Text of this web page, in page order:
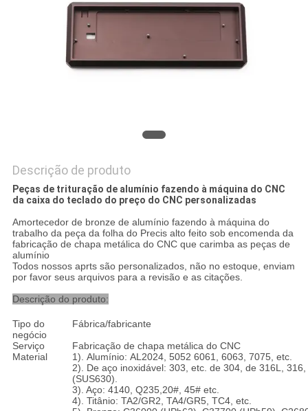
Descrição de produto
Peças de trituração de alumínio fazendo à máquina do CNC
da caixa do teclado do preço do CNC personalizadas
Amortecedor de bronze de alumínio fazendo à máquina do
trabalho da peça da folha do Precis alto feito sob encomenda da
fabricação de chapa metálica do CNC que carimba as peças de
alumínio
Todos nossos aprts são personalizados, não no estoque, enviam
por favor seus arquivos para a revisão e as citações.
Descrição do produto:
Tipo do
negócio
Fábrica/fabricante
Serviço
Fabricação de chapa metálica do CNC
Material
1). Alumínio: AL2024, 5052 6061, 6063, 7075, etc.
2). De aço inoxidável: 303, etc. de 304, de 316L,
(SUS630).
3). Aço: 4140, Q235,20#, 45# etc.
4). Titânio: TA2/GR2, TA4/GR5, TC4, etc.